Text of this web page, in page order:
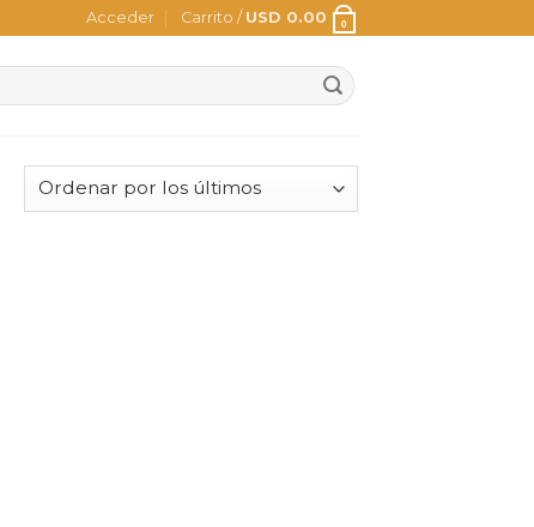
Acceder Carrito / USD 0.00 0